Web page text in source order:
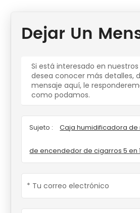
Dejar Un
Si está interesado en
desea conocer más detalles,
mensaje aquí, le
como podamos.
Sujeto : Caja humidificadora
de encendedor de cigarros 5 en 1